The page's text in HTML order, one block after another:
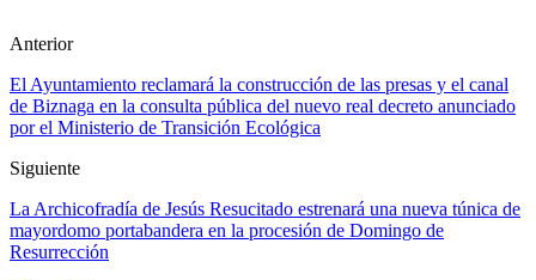
Anterior
El Ayuntamiento reclamará la construcción de las presas y el canal
de Biznaga en la consulta pública del nuevo real decreto anunciado
por el Ministerio de Transición Ecológica
Siguiente
La Archicofradía de Jesús Resucitado estrenará una nueva túnica de
mayordomo portabandera en la procesión de Domingo de
Resurrección